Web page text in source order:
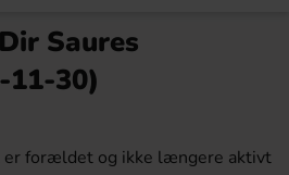
Saures
11-30)
er forældet og ikke længere aktivt